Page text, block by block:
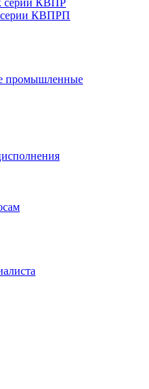
серии КВПР
серии КВПРП
промышленные